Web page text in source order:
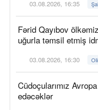
03.08.2026, 16:35
Fərid Qayıbov
uğurla təmsil etmiş
03.08.2026, 16:30
Cüdoçularımız
edəcəklər